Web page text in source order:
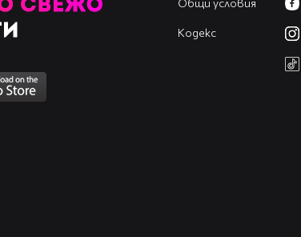
Общи условия
Кодекс